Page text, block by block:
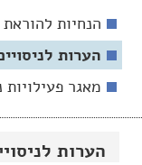
הערות
הנחיות
הערות
מאגר פעילויות